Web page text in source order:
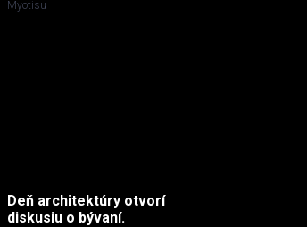
Myotisu
Deň architektúry otvorí
diskusiu o bývaní.